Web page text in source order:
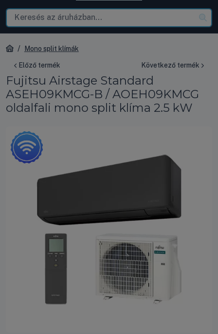
Mono split klímák
Előző termék Következő termék
Fujitsu Airstage Standard
ASEH09KMCG-B / AOEH09KMCG
oldalfali mono split klíma 2.5 kW